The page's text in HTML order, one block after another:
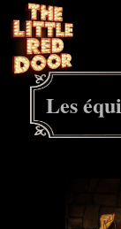
Les